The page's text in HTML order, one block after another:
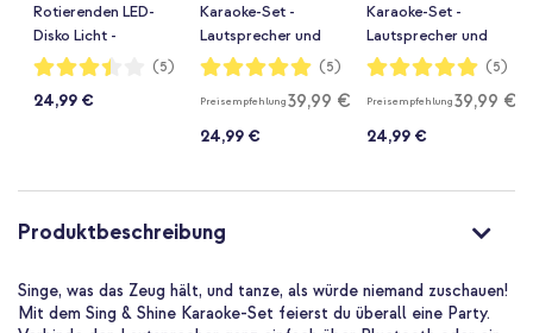
Rotierenden LED-
Disko Licht -
Discokugel
Bewertung:
68%
(5)
24,99 €
Karaoke-Set -
Lautsprecher und
Mikrofon - Soft
Bewertung:
100%
(5)
Preisempfehlung39,99 €
24,99 €
Karaoke-Set -
Lautsprecher und
Mikrofon - Cobalt
Bewertung:
100%
(5)
Preisempfehlung39,99 €
24,99 €
Produktbeschreibung
Singe, was das Zeug hält, und tanze, als würde niemand zuschauen!
Mit dem Sing & Shine Karaoke-Set feierst du überall eine Party.